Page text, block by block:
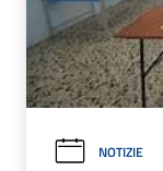
NOTIZIE